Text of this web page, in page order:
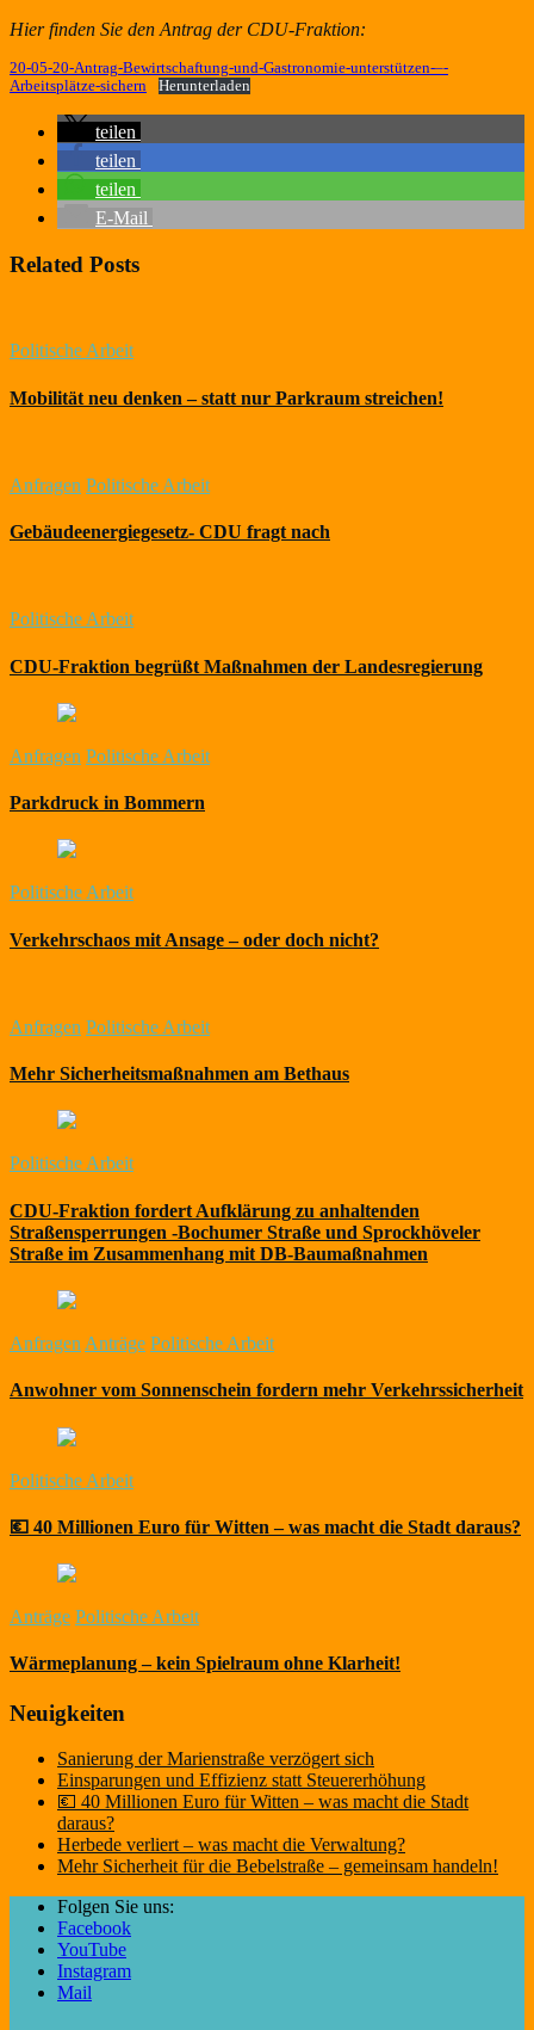
Hier finden Sie den Antrag der CDU-Fraktion:
20-05-20-Antrag-Bewirtschaftung-und-Gastronomie-unterstützen-–-
Arbeitsplätze-sichern
Herunterladen
teilen
teilen
teilen
E-Mail
Related Posts
Politische Arbeit
Mobilität neu denken – statt nur Parkraum streichen!
Anfragen Politische Arbeit
Gebäudeenergiegesetz- CDU fragt nach
Politische Arbeit
CDU-Fraktion begrüßt Maßnahmen der Landesregierung
Anfragen Politische Arbeit
Parkdruck in Bommern
Politische Arbeit
Verkehrschaos mit Ansage – oder doch nicht?
Anfragen Politische Arbeit
Mehr Sicherheitsmaßnahmen am Bethaus
Politische Arbeit
CDU-Fraktion fordert Aufklärung zu anhaltenden
Straßensperrungen -Bochumer Straße und Sprockhöveler
Straße im Zusammenhang mit DB-Baumaßnahmen
Anfragen Anträge Politische Arbeit
Anwohner vom Sonnenschein fordern mehr Verkehrssicherheit
Politische Arbeit
💶 40 Millionen Euro für Witten – was macht die Stadt daraus?
Anträge Politische Arbeit
Wärmeplanung – kein Spielraum ohne Klarheit!
Neuigkeiten
Sanierung der Marienstraße verzögert sich
Einsparungen und Effizienz statt Steuererhöhung
💶 40 Millionen Euro für Witten – was macht die Stadt
daraus?
Herbede verliert – was macht die Verwaltung?
Mehr Sicherheit für die Bebelstraße – gemeinsam handeln!
Folgen Sie uns:
Facebook
YouTube
Instagram
Mail